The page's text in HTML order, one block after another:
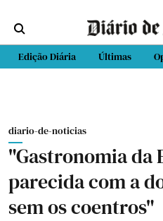
Edição Diária Últimas
diario-de-noticias
"Gastronomia da
parecida com a
sem os coentros"